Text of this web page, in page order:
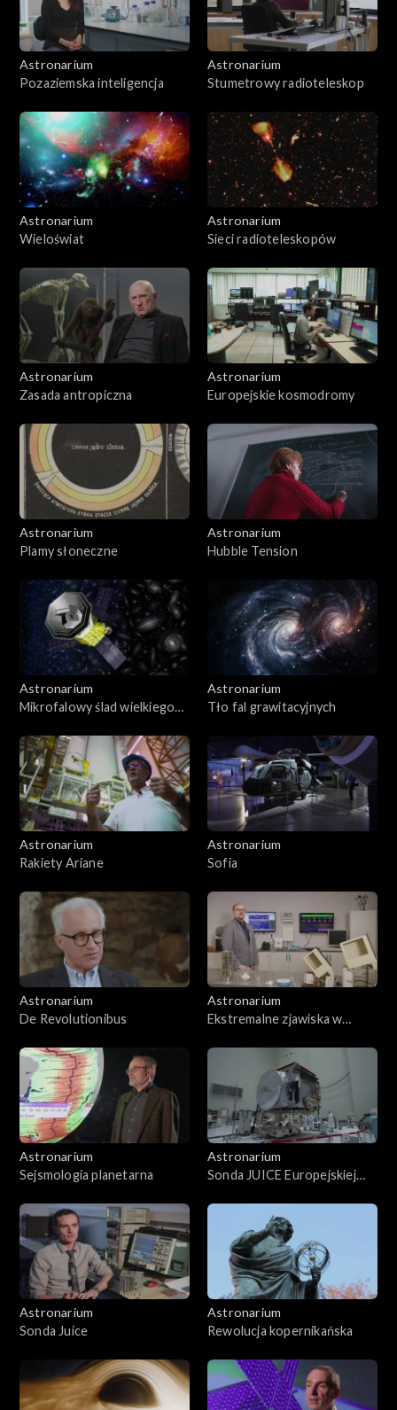
Astronarium
Pozaziemska inteligencja
Astronarium
Stumetrowy radioteleskop
Astronarium
Wieloświat
Astronarium
Sieci radioteleskopów
Astronarium
Zasada antropiczna
Astronarium
Europejskie kosmodromy
Astronarium
Plamy słoneczne
Astronarium
Hubble Tension
Astronarium
Mikrofalowy ślad wielkiego
Astronarium
Tło fal grawitacyjnych
Astronarium
Rakiety Ariane
Astronarium
Sofia
Astronarium
De Revolutionibus
Astronarium
Ekstremalne zjawiska w
Astronarium
Sejsmologia planetarna
Astronarium
Sonda JUICE Europejskiej
Astronarium
Sonda Juice
Astronarium
Rewolucja kopernikańska